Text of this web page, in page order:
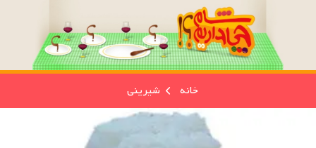
خانه شیرینی